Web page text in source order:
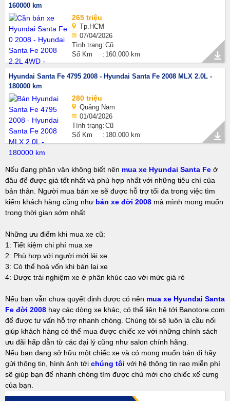
160000 km
265 triệu
Tp.HCM
07/04/2026
Tình trạng Cũ
Số Km
160.000 km
Hyundai Santa Fe 4795 2008 - Hyundai Santa Fe 2008 MLX 2.0L -
180000 km
280 triệu
Quảng Nam
01/04/2026
Tình trạng Cũ
Số Km
180.000 km
Nếu đang phân vân không biết nên mua xe Hyundai Santa Fe ở
đâu để được giá tốt nhất và phù hợp nhất với những tiêu chí của
bản thân. Người mua bán xe sẽ được hỗ trợ tối đa trong việc tìm
kiếm khách hàng cũng như bán xe đời 2008 mà mình mong muốn
trong thời gian sớm nhất
Những ưu điểm khi mua xe cũ:
1: Tiết kiệm chi phí mua xe
2: Phù hợp với người mới lái xe
3: Có thể hoà vốn khi bán lại xe
4: Được trải nghiệm xe ở phân khúc cao với mức giá rẻ
Nếu bạn vẫn chưa quyết định được có nên mua xe Hyundai Santa
Fe đời 2008 hay các dòng xe khác, có thể liên hệ tới Banotore.com
để được tư vấn hỗ trợ nhanh chóng. Chúng tôi sẽ luôn là cầu nối
giúp khách hàng có thể mua được chiếc xe với những chính sách
ưu đãi hấp dẫn từ các đại lý cũng như salon chính hãng.
Nếu bạn đang sở hữu một chiếc xe và có mong muốn bán đi hãy
gửi thông tin, hình ảnh tới chúng tôi với hệ thông tin rao miễn phí
sẽ giúp bạn để nhanh chóng tìm được chủ mới cho chiếc xế cưng
của bạn.